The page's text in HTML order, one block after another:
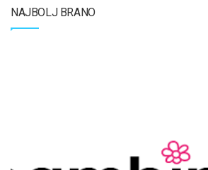
NAJBOLJ BRANO